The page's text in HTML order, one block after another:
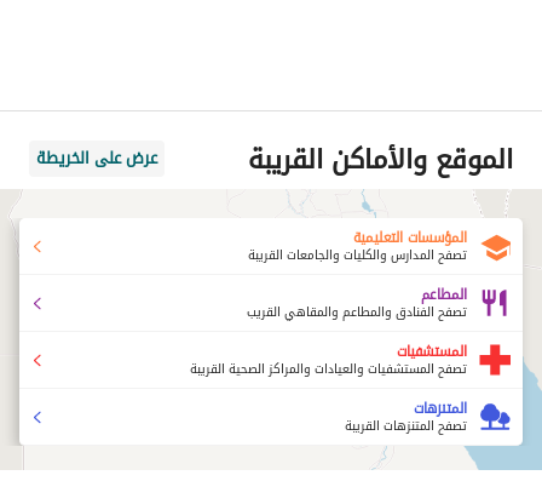
الموقع والأماكن القريبة عرض على الخريطة
المؤسسات التعليمية
تصفح المدارس والكليات والجامعات القريبة
المطاعم
تصفح الفنادق والمطاعم والمقاهي القريب
المستشفيات
تصفح المستشفيات والعيادات والمراكز الصحية القريبة
المتنزهات
تصفح المتنزهات القريبة